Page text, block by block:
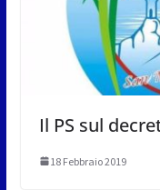
Il PS sul
18 Febbraio 2019